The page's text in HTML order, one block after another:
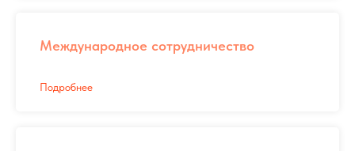
Международное сотрудничество
Подробнее